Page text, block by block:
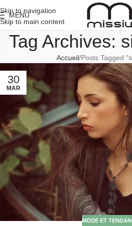
Skip to navigation
Skip to main content
MENU
Tag Archives:
Accueil Posts Tagged
30
MAR
MODE ET